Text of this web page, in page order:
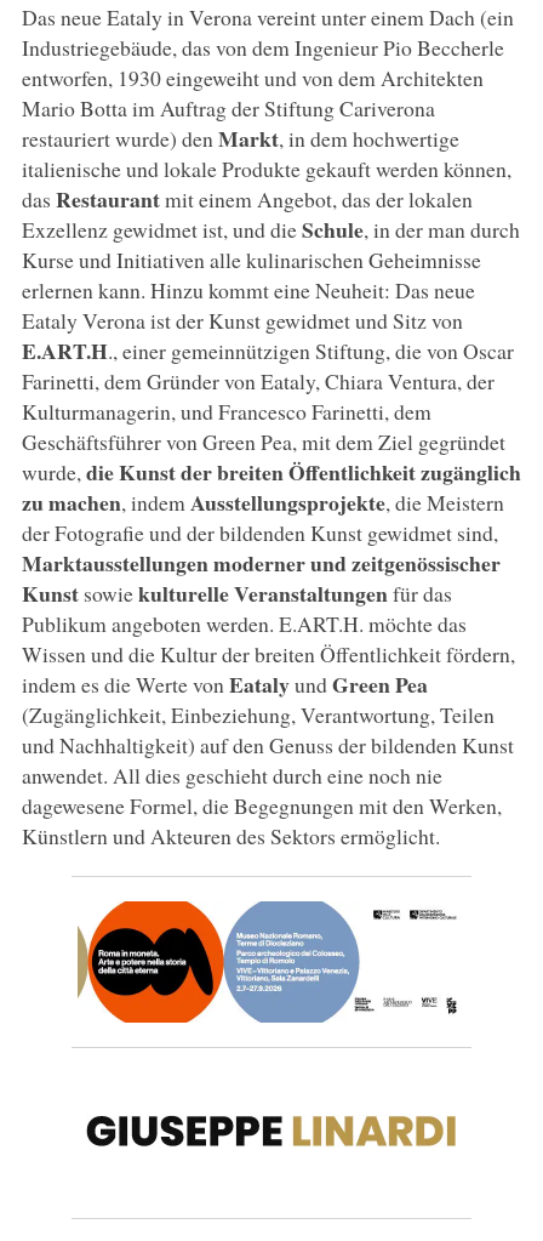
Das neue Eataly in Verona vereint unter einem Dach (ein
Industriegebäude, das von dem Ingenieur Pio Beccherle
entworfen, 1930 eingeweiht und von dem Architekten
Mario Botta im Auftrag der Stiftung Cariverona
restauriert wurde) den Markt, in dem hochwertige
italienische und lokale Produkte gekauft werden können,
das Restaurantmit einem Angebot, das der lokalen
Exzellenz gewidmet ist, und dieSchule, in der man durch
Kurse und Initiativen alle kulinarischen Geheimnisse
erlernen kann. Hinzu kommt eine Neuheit: Das neue
Eataly Verona ist der Kunst gewidmet und Sitz von
E.ART.H., einer gemeinnützigen Stiftung, die von Oscar
Farinetti, dem Gründer von Eataly, Chiara Ventura, der
Kulturmanagerin, und Francesco Farinetti, dem
Geschäftsführer von Green Pea, mit dem Ziel gegründet
wurde, die Kunst der breiten Öffentlichkeit zugänglich
zu machen, indem Ausstellungsprojekte, die Meistern
der Fotografie und der bildenden Kunst gewidmet sind,
Marktausstellungen moderner und zeitgenössischer
Kunstsowiekulturelle Veranstaltungenfür das
Publikum angeboten werden. E.ART.H. möchte das
Wissen und die Kultur der breiten Öffentlichkeit fördern,
indem es die Werte von EatalyundGreen Pea
(Zugänglichkeit, Einbeziehung, Verantwortung, Teilen
und Nachhaltigkeit) auf den Genuss der bildenden Kunst
anwendet. All dies geschieht durch eine noch nie
dagewesene Formel, die Begegnungen mit den Werken,
Künstlern und Akteuren des Sektors ermöglicht.